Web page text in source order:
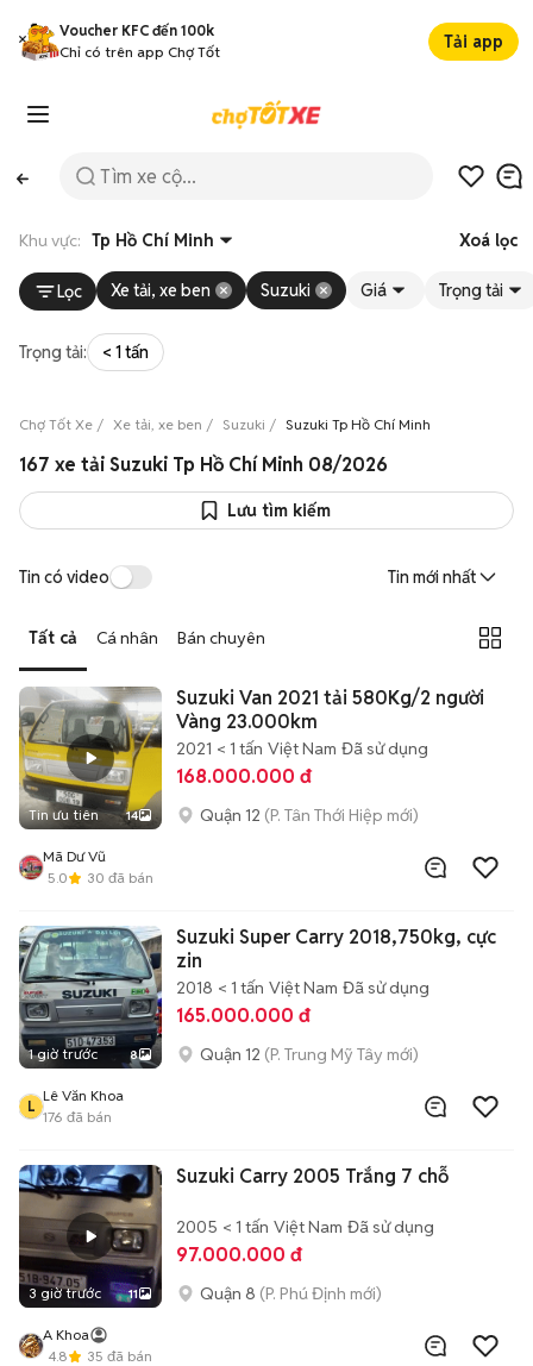
Voucher KFC đến 100k
Chỉ có trên app Chợ Tốt
Tải app
Khu vực: Tp Hồ Chí Minh Xoá lọc
Lọc Xe tải, xe ben Suzuki Giá Trọng tải
Trọng tải: < 1 tấn
Chợ Tốt Xe Xe tải, xe ben Suzuki Suzuki Tp Hồ Chí Minh
167 xe tải Suzuki Tp Hồ Chí Minh 08/2026
Lưu tìm kiếm
Tin có video Tin mới nhất
Tất cả Cá nhân Bán chuyên
Tin ưu tiên 14
Suzuki Van 2021 tải 580Kg/2 người
Vàng 23.000km
2021 < 1 tấn Việt Nam Đã sử dụng
168.000.000 đ
Quận 12 (P. Tân Thới Hiệp mới)
Mã Dư Vũ
5.0
30 đã bán
1 giờ trước 8
Suzuki Super Carry 2018,750kg, cực
zin
2018 < 1 tấn Việt Nam Đã sử dụng
165.000.000 đ
Quận 12 (P. Trung Mỹ Tây mới)
L
Lê Văn Khoa
176 đã bán
3 giờ trước 11
Suzuki Carry 2005 Trắng 7 chỗ
2005 < 1 tấn Việt Nam Đã sử dụng
97.000.000 đ
Quận 8 (P. Phú Định mới)
A Khoa
4.8
35 đã bán